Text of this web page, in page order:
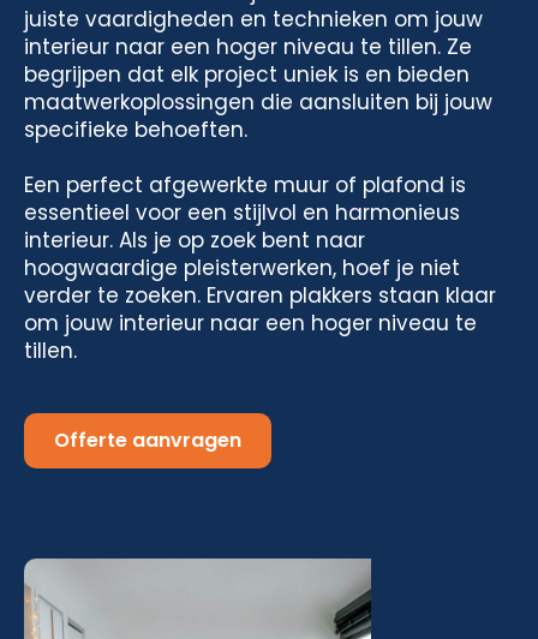
juiste vaardigheden en technieken om jouw
interieur naar een hoger niveau te tillen. Ze
begrijpen dat elk project uniek is en bieden
maatwerkoplossingen die aansluiten bij jouw
specifieke behoeften.
Een perfect afgewerkte muur of plafond is
essentieel voor een stijlvol en harmonieus
interieur. Als je op zoek bent naar
hoogwaardige pleisterwerken, hoef je niet
verder te zoeken. Ervaren plakkers staan klaar
om jouw interieur naar een hoger niveau te
tillen.
Offerte aanvragen